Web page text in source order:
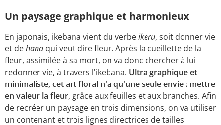
Un paysage graphique et harmonieux
En japonais, ikebana vient du verbeikeru, soit donner vie
et dehana qui veut dire fleur. Après la cueillette de la
fleur, assimilée à sa mort, on va donc chercher à lui
redonner vie, à travers l'ikebana. Ultra graphique et
minimaliste, cet art floral n'a qu'une seule envie : mettre
en valeur la fleur, grâce aux feuilles et aux branches. Afin
de recréer un paysage en trois dimensions, on va utiliser
un contenant et trois lignes directrices de tailles